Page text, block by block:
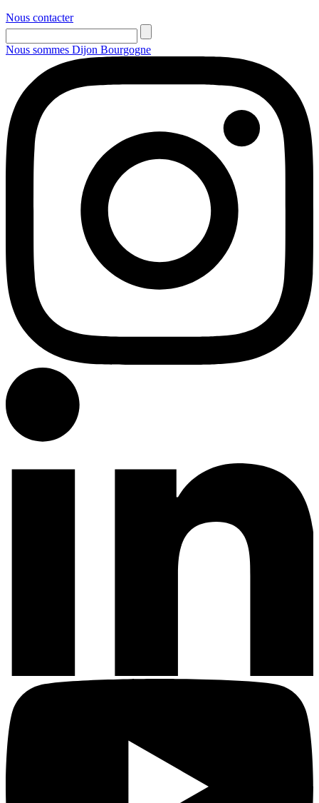
Nous contacter
Nous sommes Dijon Bourgogne